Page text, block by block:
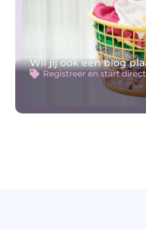
Wil jij ook een blog
Registreer en start